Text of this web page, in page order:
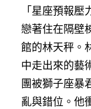
「星座預報
戀著住在隔壁
館的林天秤。
中走出來的藝
團被獅子座暴
亂與錯位。他